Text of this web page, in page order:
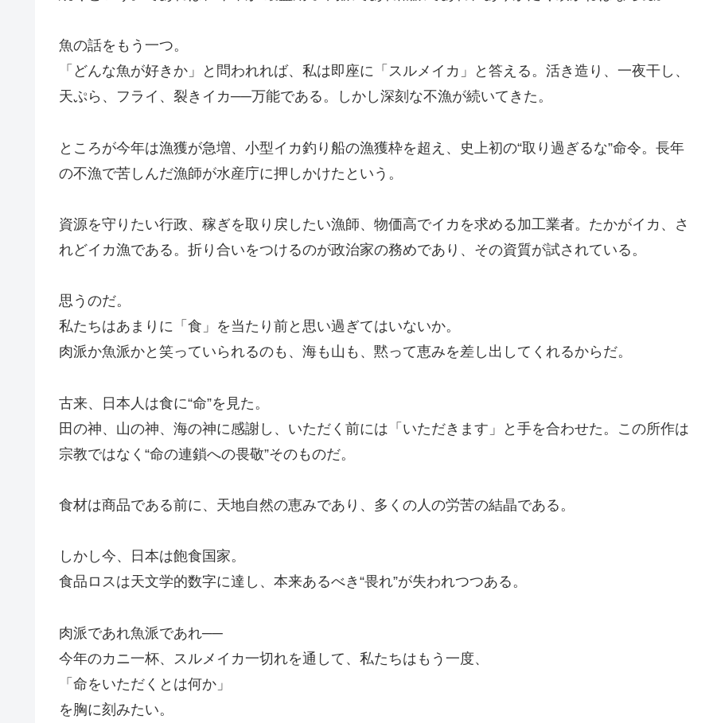
魚の話をもう一つ。
「どんな魚が好きか」と問われれば、私は即座に「スルメイカ」と答える。活き造り、一夜干し、
天ぷら、フライ、裂きイカ──万能である。しかし深刻な不漁が続いてきた。
ところが今年は漁獲が急増、小型イカ釣り船の漁獲枠を超え、史上初の“取り過ぎるな”命令。長年
の不漁で苦しんだ漁師が水産庁に押しかけたという。
資源を守りたい行政、稼ぎを取り戻したい漁師、物価高でイカを求める加工業者。たかがイカ、さ
れどイカ漁である。折り合いをつけるのが政治家の務めであり、その資質が試されている。
思うのだ。
私たちはあまりに「食」を当たり前と思い過ぎてはいないか。
肉派か魚派かと笑っていられるのも、海も山も、黙って恵みを差し出してくれるからだ。
古来、日本人は食に“命”を見た。
田の神、山の神、海の神に感謝し、いただく前には「いただきます」と手を合わせた。この所作は
宗教ではなく“命の連鎖への畏敬”そのものだ。
食材は商品である前に、天地自然の恵みであり、多くの人の労苦の結晶である。
しかし今、日本は飽食国家。
食品ロスは天文学的数字に達し、本来あるべき“畏れ”が失われつつある。
肉派であれ魚派であれ──
今年のカニ一杯、スルメイカ一切れを通して、私たちはもう一度、
「命をいただくとは何か」
を胸に刻みたい。